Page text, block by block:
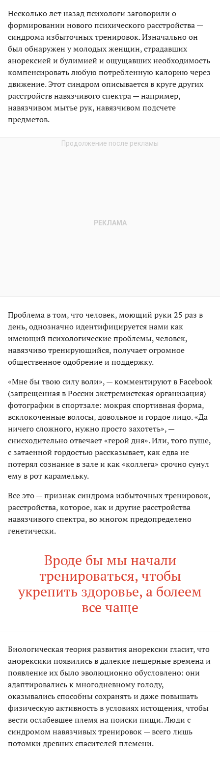
Несколько лет назад психологи заговорили о
формировании нового психического расстройства —
синдрома избыточных тренировок. Изначально он
был обнаружен у молодых женщин, страдавших
анорексией и булимией и ощущавших необходимость
компенсировать любую потребленную калорию через
движение. Этот синдром описывается в круге других
расстройств навязчивого спектра — например,
навязчивом мытье рук, навязчивом подсчете
предметов.
Проблема в том, что человек, моющий руки 25 раз в
день, однозначно идентифицируется нами как
имеющий психологические проблемы, человек,
навязчиво тренирующийся, получает огромное
общественное одобрение и поддержку.
«Мне бы твою силу воли», — комментируют в Facebook
(запрещенная в России экстремистская организация)
фотографии в спортзале: мокрая спортивная форма,
всклокоченные волосы, довольное и гордое лицо. «Да
ничего сложного, нужно просто захотеть», —
снисходительно отвечает «герой дня». Или, того пуще,
с затаенной гордостью рассказывает, как едва не
потерял сознание в зале и как «коллега» срочно сунул
ему в рот карамельку.
Все это — признак синдрома избыточных тренировок,
расстройства, которое, как и другие расстройства
навязчивого спектра, во многом предопределено
генетически.
Вроде бы мы начали
тренироваться, чтобы
укрепить здоровье, а болеем
все чаще
Биологическая теория развития анорексии гласит, что
анорексики появились в далекие пещерные времена и
появление их было эволюционно обусловлено: они
адаптировались к многодневному голоду,
оказывались способны сохранять и даже повышать
физическую активность в условиях истощения, чтобы
вести ослабевшее племя на поиски пищи. Люди с
синдромом навязчивых тренировок — всего лишь
потомки древних спасителей племени.